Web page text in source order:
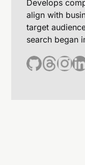
Develops
align with
target
search began